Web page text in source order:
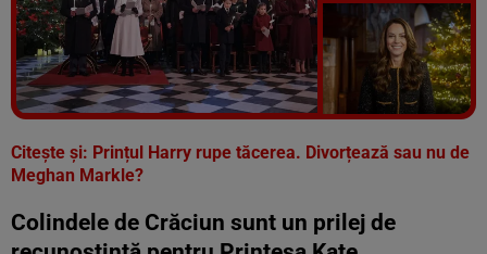
Vezi galeria foto
7 poze
Citește și: Prințul Harry rupe tăcerea. Divorțează sau nu de
Meghan Markle?
Colindele de Crăciun sunt un prilej de